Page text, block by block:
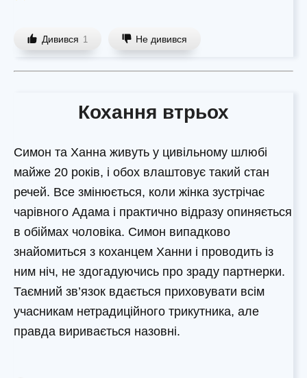
Дивився 1 Не дивився
Кохання втрьох
Симон та Ханна живуть у цивільному шлюбі
майже 20 років, і обох влаштовує такий стан
речей. Все змінюється, коли жінка зустрічає
чарівного Адама і практично відразу опиняється
в обіймах чоловіка. Симон випадково
знайомиться з коханцем Ханни і проводить із
ним ніч, не здогадуючись про зраду партнерки.
Таємний зв’язок вдається приховувати всім
учасникам нетрадиційного трикутника, але
правда виривається назовні.